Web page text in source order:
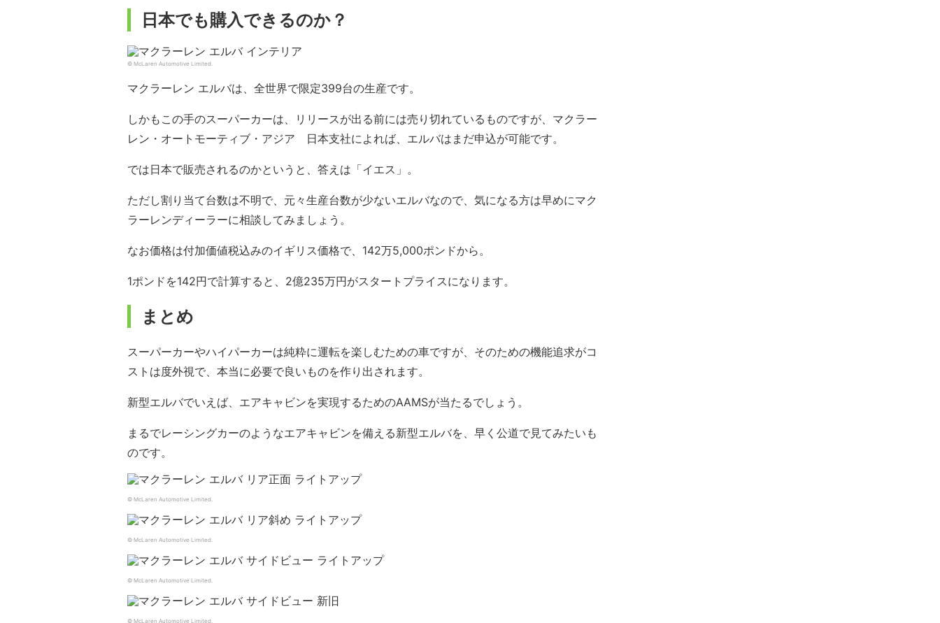
日本でも購入できるのか？
© McLaren Automotive Limited.
マクラーレン エルバは、全世界で限定399台の生産です。
しかもこの手のスーパーカーは、リリースが出る前には売り切れているものですが、マクラー
レン・オートモーティブ・アジア 日本支社によれば、エルバはまだ申込が可能です。
では日本で販売されるのかというと、答えは「イエス」。
ただし割り当て台数は不明で、元々生産台数が少ないエルバなので、気になる方は早めにマク
ラーレンディーラーに相談してみましょう。
なお価格は付加価値税込みのイギリス価格で、142万5,000ポンドから。
1ポンドを142円で計算すると、2億235万円がスタートプライスになります。
まとめ
スーパーカーやハイパーカーは純粋に運転を楽しむための車ですが、そのための機能追求がコ
ストは度外視で、本当に必要で良いものを作り出されます。
新型エルバでいえば、エアキャビンを実現するためのAAMSが当たるでしょう。
まるでレーシングカーのようなエアキャビンを備える新型エルバを、早く公道で見てみたいも
のです。
© McLaren Automotive Limited.
© McLaren Automotive Limited.
© McLaren Automotive Limited.
© McLaren Automotive Limited.